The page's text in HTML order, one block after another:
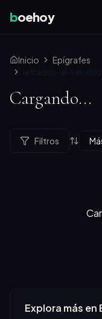
boehoy
Inicio
Epígrafes
letrados-al-
Cargando...
Filtros
Explora más en